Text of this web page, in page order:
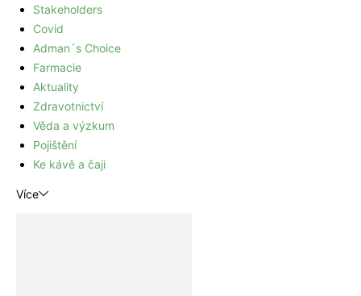
Stakeholders
Covid
Adman´s Choice
Farmacie
Aktuality
Zdravotnictví
Věda a výzkum
Pojištění
Ke kávě a čaji
Více